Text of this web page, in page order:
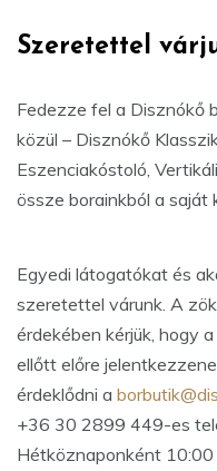
Szeretettel
Fedezze fel a Disznókő
közül – Disznókő
Eszenciakóstoló,
össze borainkból a saját
Egyedi látogatókat és
szeretettel várunk. A
érdekében kérjük, hogy
ellőtt előre
érdeklődni a
+36 30 2899 449-es
Hétköznaponként